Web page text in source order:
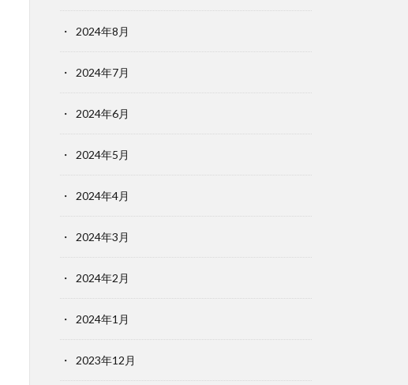
2024年8月
2024年7月
2024年6月
2024年5月
2024年4月
2024年3月
2024年2月
2024年1月
2023年12月